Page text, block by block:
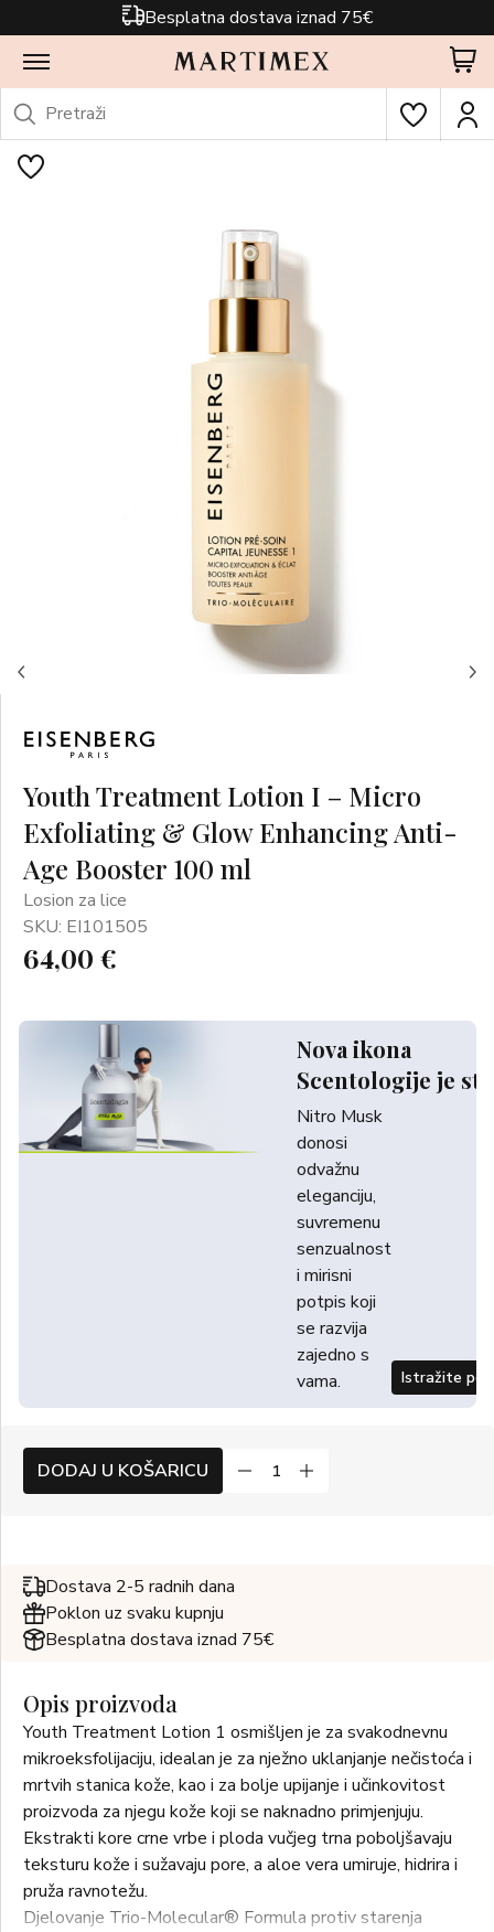
Besplatna dostava iznad 75€
Youth Treatment Lotion I – Micro
Exfoliating & Glow Enhancing Anti-
Age Booster 100 ml
Losion za lice
SKU: EI101505
64,00 €
Nova ikona
Scentologije je
Nitro Musk
donosi
odvažnu
eleganciju,
suvremenu
senzualnost
i mirisni
potpis koji
se razvija
zajedno s
vama.
Istražite
DODAJ U KOŠARICU
Dostava 2-5 radnih dana
Poklon uz svaku kupnju
Besplatna dostava iznad 75€
Opis proizvoda
Youth Treatment Lotion 1 osmišljen je za svakodnevnu
mikroeksfolijaciju, idealan je za nježno uklanjanje nečistoća i
mrtvih stanica kože, kao i za bolje upijanje i učinkovitost
proizvoda za njegu kože koji se naknadno primjenjuju.
Ekstrakti kore crne vrbe i ploda vučjeg trna poboljšavaju
teksturu kože i sužavaju pore, a aloe vera umiruje, hidrira i
pruža ravnotežu.
Djelovanje Trio-Molecular® Formula protiv starenja